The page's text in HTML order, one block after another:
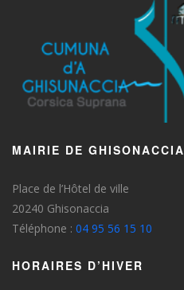
MAIRIE DE GHISONACCIA
Place de l’Hôtel de ville
20240 Ghisonaccia
Téléphone : 04 95 56 15 10
HORAIRES D’HIVER